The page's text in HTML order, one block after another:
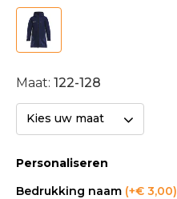
Maat: 122-128
Kies uw maat
Personaliseren
Bedrukking naam (+€ 3,00)